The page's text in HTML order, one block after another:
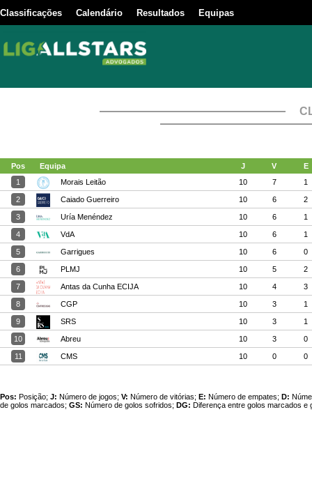
Classificações Calendário Resultados Equipas
Pos Equipa J V
E
1
Morais Leitão 10 7 1
2 Caiado Guerreiro 10 6 2
3 Uría Menéndez 10 6 1
4 VdA 10 6 1
5 Garrigues 10 6 0
6 PLMJ 10 5 2
7 Antas da Cunha ECIJA 10 4 3
8 CGP 10 3 1
9 SRS 10 3 1
10 Abreu 10 3 0
11 CMS 10 0 0
Pos: Posição; J: Número de jogos; V: Número de vitórias; E: Número de empates; D:
de golos marcados; GS: Número de golos sofridos; DG: Diferença entre golos marcados e